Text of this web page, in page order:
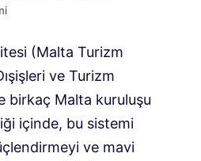
(Malta Turizm
ve Turizm
birkaç Malta kuruluşu
içinde, bu sistemi
ve mavi